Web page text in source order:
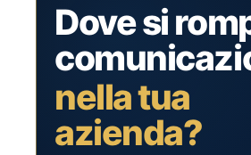
Dove si
nella tua
azienda?